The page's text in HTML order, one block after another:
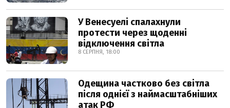
У Венесуелі спалахнули
протести через щоденні
відключення світла
8 СЕРПНЯ, 18:00
Одещина частково без світла
після однієї з наймасштабніших
атак РФ